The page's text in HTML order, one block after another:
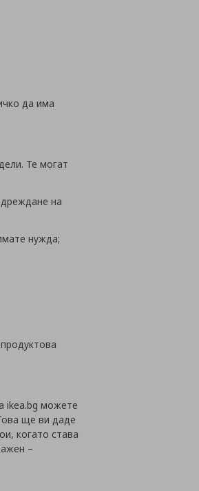
да има
Те могат
на
нужда;
ikea.bg можете
ще ви даде
когато става
–